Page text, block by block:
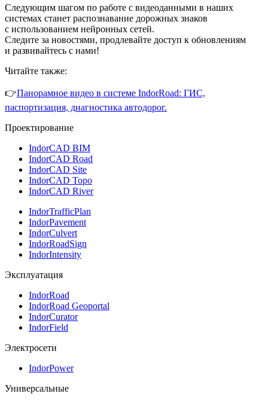
Следующим шагом по работе с видеоданными в наших
системах станет распознавание дорожных знаков
с использованием нейронных сетей.
Следите за новостями, продлевайте доступ к обновлениям
и развивайтесь с нами!
Читайте также:
👉Панорамное видео в системе IndorRoad: ГИС,
паспортизация, диагностика автодорог.
Проектирование
IndorCAD BIM
IndorCAD Road
IndorCAD Site
IndorCAD Topo
IndorCAD River
IndorTrafficPlan
IndorPavement
IndorCulvert
IndorRoadSign
IndorIntensity
Эксплуатация
IndorRoad
IndorRoad Geoportal
IndorCurator
IndorField
Электросети
IndorPower
Универсальные